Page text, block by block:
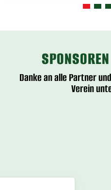
Danke an alle Partner
Verein